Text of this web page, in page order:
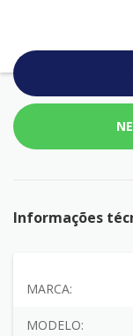
Informações
MARCA:
MODELO: